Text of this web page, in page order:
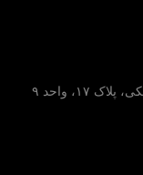
واحد ۹